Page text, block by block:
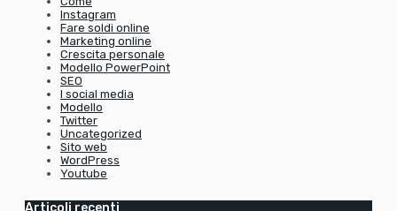
Instagram
Fare soldi online
Marketing online
Crescita personale
Modello PowerPoint
SEO
I social media
Modello
Twitter
Uncategorized
Sito web
WordPress
Youtube